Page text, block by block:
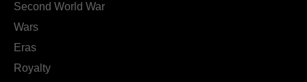
Second World War
Wars
Eras
Royalty